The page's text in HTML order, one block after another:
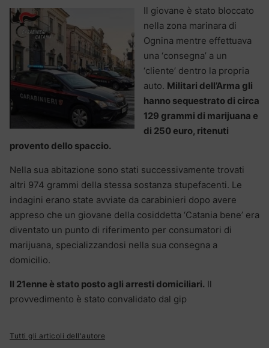
Il giovane è stato bloccato
nella zona marinara di
Ognina mentre effettuava
una ‘consegna’ a un
‘cliente’ dentro la propria
auto. Militari dell’Arma gli
hanno sequestrato di circa
129 grammi di marijuana e
di 250 euro, ritenuti
provento dello spaccio.
Nella sua abitazione sono stati successivamente trovati
altri 974 grammi della stessa sostanza stupefacenti. Le
indagini erano state avviate da carabinieri dopo avere
appreso che un giovane della cosiddetta ‘Catania bene’ era
diventato un punto di riferimento per consumatori di
marijuana, specializzandosi nella sua consegna a
domicilio.
Il 21enne è stato posto agli arresti domiciliari. Il
provvedimento è stato convalidato dal gip
Tutti gli articoli dell'autore